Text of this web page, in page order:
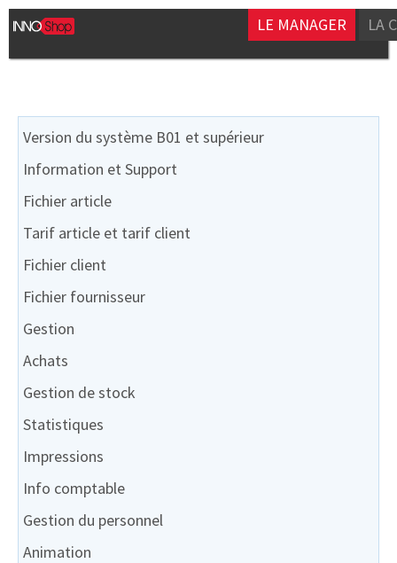
LE MANAGER LA
Version du système B01 et supérieur
Information et Support
Fichier article
Tarif article et tarif client
Fichier client
Fichier fournisseur
Gestion
Achats
Gestion de stock
Statistiques
Impressions
Info comptable
Gestion du personnel
Animation